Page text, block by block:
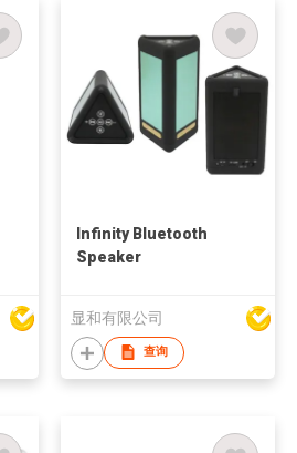
Infinity Bluetooth
Speaker
显和有限公司
查询